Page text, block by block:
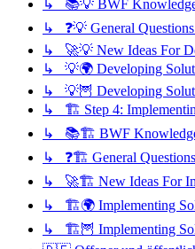
↳ 📚💡 BWF Knowledge
↳ ❓💡 General
↳ 🚀💡 New Ideas For
↳ 💡🌍 Developing
↳ 💡🦉 Developing
↳ 🏗️ Step 4:
↳ 📚🏗️ BWF Knowledge
↳ ❓🏗️ General
↳ 🚀🏗️ New Ideas For
↳ 🏗️🌍 Implementing
↳ 🏗️🦉 Implementing